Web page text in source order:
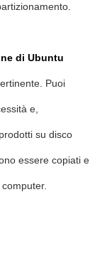
di Ubuntu
Puoi
e,
su disco
essere copiati e